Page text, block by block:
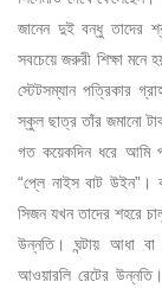
জানেন দুই বন্ধু তাদের
সবচেয়ে জরুরী শিক্ষা
স্টেটসম্যান পত্রিকার
স্কুল ছাত্র তাঁর জমানো
গত কয়েকদিন ধরে আমি
“প্লে নাইস বাট উইন”।
সিজন যখন তাদের শহরে
উন্নতি। ঘন্টায় আধা
আওয়ারলি রেটের